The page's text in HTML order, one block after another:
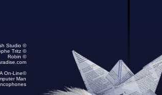
Studio ©
Tritz ©
Robin ©
On-Line©
Man